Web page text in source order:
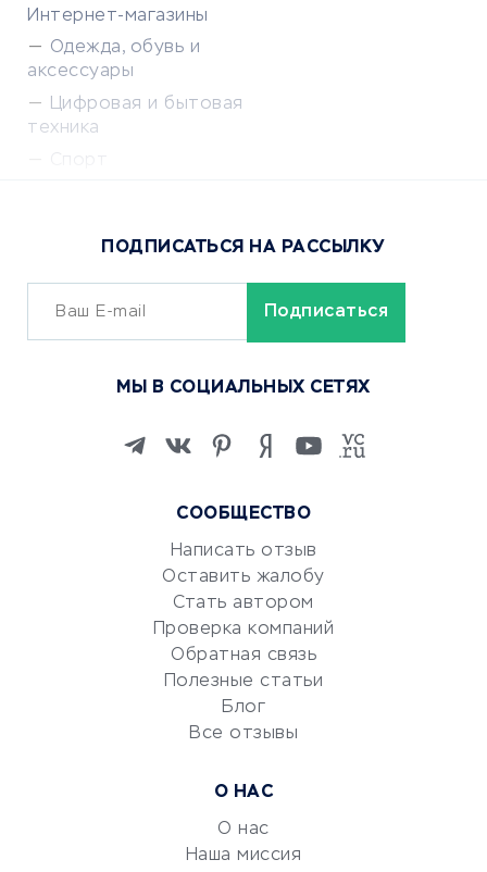
Интернет-магазины
Одежда, обувь и
аксессуары
Цифровая и бытовая
техника
Сервисы доставки
ОБУЧЕНИЕ И РАБОТА
Изучение иностранных
Маркетинг и продажи
Репетиторство
Красота и здоровье
Сервисы по поиску работы
Сетевой маркетинг
УСЛУГИ ДЛЯ БИЗНЕСА
СООБЩЕСТВО
Написать отзыв
Оставить жалобу
Стать автором
Проверка компаний
Обратная связь
Полезные статьи
Блог
Все отзывы
О НАС
О нас
Наша миссия
ПОДПИСАТЬСЯ НА РАССЫЛКУ
МЫ В СОЦИАЛЬНЫХ СЕТЯХ